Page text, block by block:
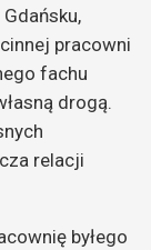
pracowni
fachu
drogą.
relacji
byłego